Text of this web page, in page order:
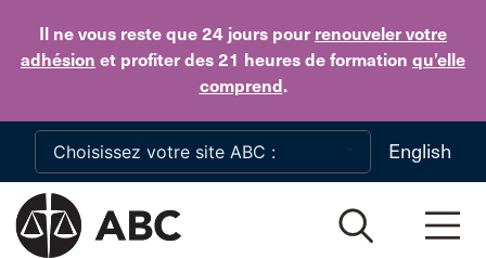
Il ne vous reste que 24 jours pour renouveler votre
adhésion et profiter des 21 heures de formation qu’elle
comprend.
Skip to main content
English